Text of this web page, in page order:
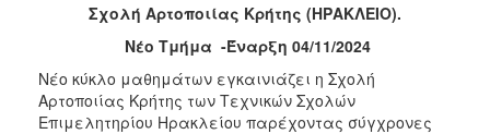
2019
2017
2016
Σχολή Αρτοποιίας Κρήτης (ΗΡΑΚΛΕΙΟ).
Νέο Τμήμα -Έναρξη 04/11/2024
Νέο κύκλο μαθημάτων εγκαινιάζει η Σχολή
Αρτοποιίας Κρήτης των Τεχνικών Σχολών
Επιμελητηρίου Ηρακλείου παρέχοντας σύγχρονες